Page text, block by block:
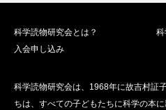
科学読物研究会とは？
入会申し込み
科学読物研究会は、1968年に故吉村証
ちは、すべての子どもたちに科学の本